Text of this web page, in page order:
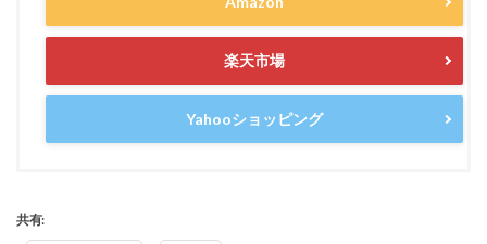
楽天市場
Yahooショッピング
共有: